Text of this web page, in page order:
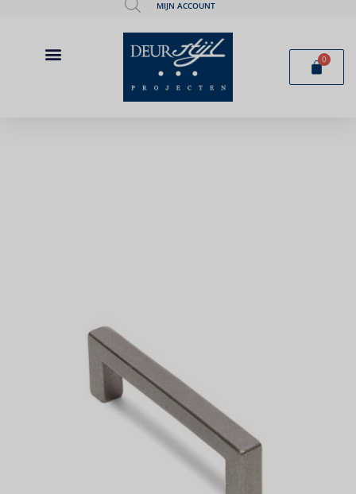
MIJN ACCOUNT
0